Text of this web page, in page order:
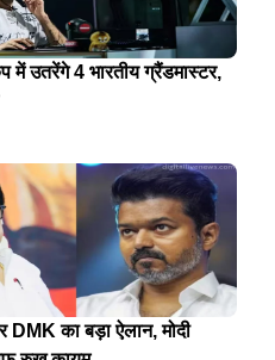
में उतरेंगे 4 भारतीय ग्रैंडमास्टर,
DMK का बड़ा ऐलान, मोदी